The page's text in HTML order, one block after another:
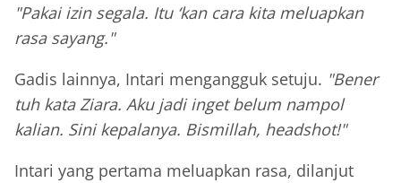
"Pakai izin segala. Itu ‘kan cara kita meluapkan
rasa sayang."
Gadis lainnya, Intari mengangguk setuju. "Bener
tuh kata Ziara. Aku jadi inget belum nampol
kalian. Sini kepalanya. Bismillah, headshot!"
Intari yang pertama meluapkan rasa, dilanjut